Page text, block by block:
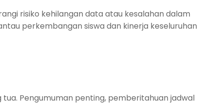
risiko kehilangan data atau kesalahan dalam
perkembangan siswa dan kinerja keseluruhan
Pengumuman penting, pemberitahuan jadwal